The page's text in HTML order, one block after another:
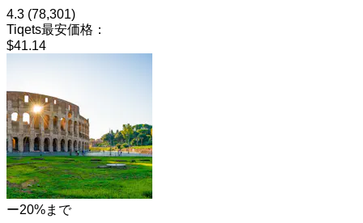
4.3 (78,301)
Tiqets最安価格：
$41.14
ー20%まで